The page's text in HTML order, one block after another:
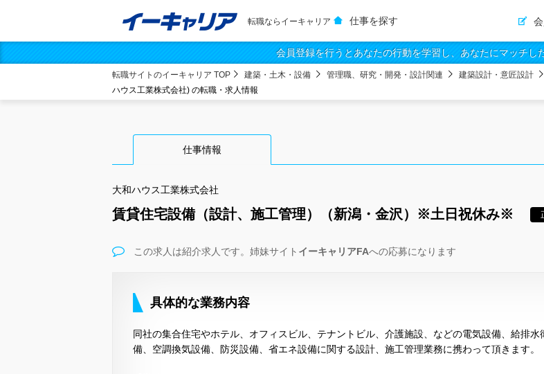
転職ならイーキャリア 仕事を探す
会員登録を行うとあなたの行動を学習し、あなたにマッチし
転職サイトのイーキャリア TOP 建築・土木・設備 管理職、研究・開発・設計関連 建築設計・意匠設計
ハウス工業株式会社) の転職・求人情報
仕事情報
大和ハウス工業株式会社
賃貸住宅設備（設計、施工管理）（新潟・金沢）※土日祝休み※
この求人は紹介求人です。姉妹サイト イーキャリアFAへの応募になります
具体的な業務内容
同社の集合住宅やホテル、オフィスビル、テナントビル、介護施設、などの電気設備、給排水
備、空調換気設備、防災設備、省エネ設備に関する設計、施工管理業務に携わって頂きます。